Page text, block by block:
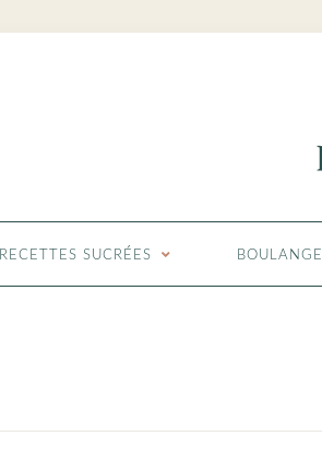
RECETTES SUCRÉES BOULANGE